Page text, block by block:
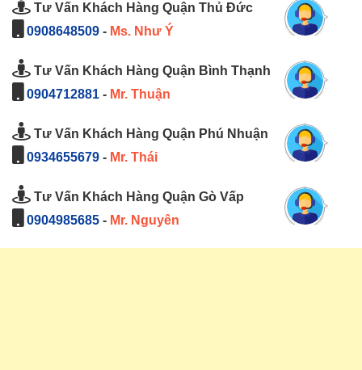
Tư Vấn Khách Hàng Quận Thủ Đức
0908648509 - Ms. Như Ý
Tư Vấn Khách Hàng Quận Bình Thạnh
0904712881 - Mr. Thuận
Tư Vấn Khách Hàng Quận Phú Nhuận
0934655679 - Mr. Thái
Tư Vấn Khách Hàng Quận Gò Vấp
0904985685 - Mr. Nguyên